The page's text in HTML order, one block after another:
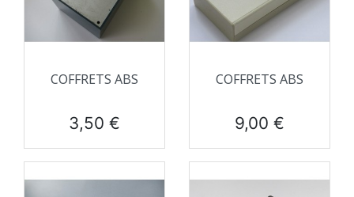
COFFRETS ABS
Prix
3,50 €
COFFRETS ABS
Prix
9,00 €